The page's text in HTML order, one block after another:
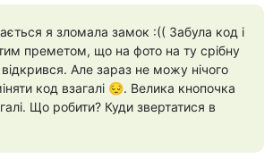
я зломала замок :(( Забула код і
преметом, що на фото на ту срібну
Але зараз не можу нічого
код взагалі 😔. Велика кнопочка
Що робити? Куди звертатися в